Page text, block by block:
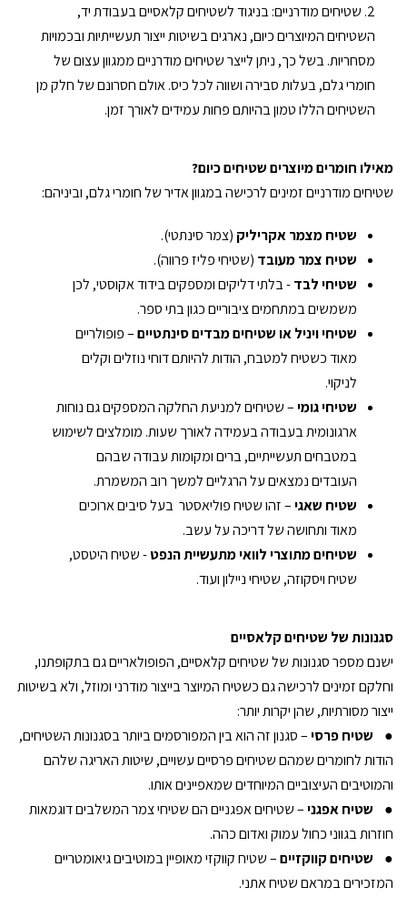
שטיחים מודרניים: בניגוד לשטיחים קלאסיים בעבודת יד,
השטיחים המיוצרים כיום, נארגים בשיטות ייצור תעשייתיות ובכמויות
מסחריות. בשל כך, ניתן לייצר שטיחים מודרניים ממגוון עצום של
חומרי גלם, בעלות סבירה ושווה לכל כיס. אולם חסרונם של חלק מן
השטיחים הללו טמון בהיותם פחות עמידים לאורך זמן.
מאילו חומרים מיוצרים שטיחים כיום?
שטיחים מודרניים זמינים לרכישה במגוון אדיר של חומרי גלם, וביניהם:
שטיח מצמר אקריליק (צמר סינתטי).
שטיח צמר מעובד (שטיחי פליז פרווה).
שטיחי לבד- בלתי דליקים ומספקים בידוד אקוסטי, לכן
משמשים במתחמים ציבוריים כגון בתי ספר.
שטיחי ויניל או שטיחים מבדים סינתטיים– פופולריים
מאוד כשטיח למטבח, הודות להיותם דוחי נוזלים וקלים
לניקוי.
שטיחי גומי– שטיחים למניעת החלקה המספקים גם נוחות
ארגונומית בעבודה בעמידה לאורך שעות. מומלצים לשימוש
במטבחים תעשייתיים, ברים ומקומות עבודה שבהם
העובדים נמצאים על הרגליים למשך רוב המשמרת.
שטיח שאגי– זהו שטיח פוליאסטר בעל סיבים ארוכים
מאוד ותחושה של דריכה על עשב.
שטיחים מתוצרי לוואי מתעשיית הנפט- שטיח היטסט,
שטיח ויסקוזה, שטיחי ניילון ועוד.
סגנונות של שטיחים קלאסיים
ישנם מספר סגנונות של שטיחים קלאסיים, הפופולאריים גם בתקופתנו,
וחלקם זמינים לרכישה גם כשטיח המיוצר בייצור מודרני ומוזל, ולא בשיטות
ייצור מסורתיות, שהן יקרות יותר:
● שטיח פרסי– סגנון זה הוא בין המפורסמים ביותר בסגנונות השטיחים,
הודות לחומרים שמהם שטיחים פרסיים עשויים, שיטות האריגה שלהם
והמוטיבים העיצוביים המיוחדים שמאפיינים אותו.
● שטיח אפגני– שטיחים אפגניים הם שטיחי צמר המשלבים דוגמאות
חוזרות בגווני כחול עמוק ואדום כהה.
● שטיחים קווקזיים– שטיח קווקזי מאופיין במוטיבים גיאומטריים
המזכירים במראם שטיח אתני.